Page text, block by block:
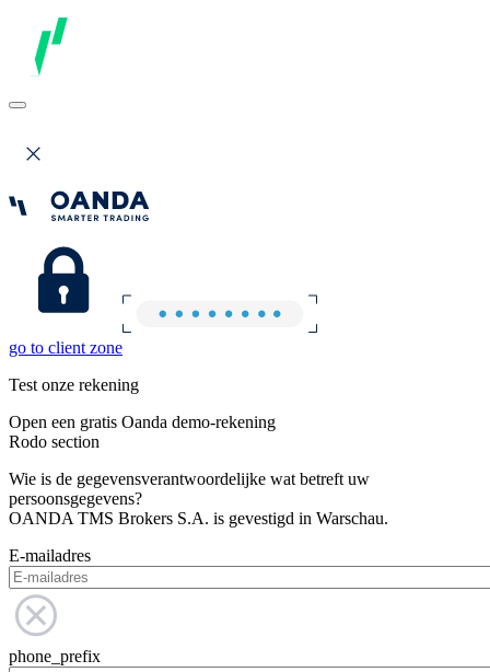
go to client zone
Test onze rekening
Open een gratis Oanda demo-rekening
Rodo section
Wie is de gegevensverantwoordelijke wat betreft uw
persoonsgegevens?
OANDA TMS Brokers S.A. is gevestigd in Warschau.
E-mailadres
phone_prefix